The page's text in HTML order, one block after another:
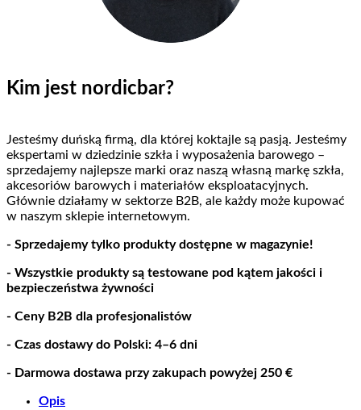
Kim jest nordicbar?
Jesteśmy duńską firmą, dla której koktajle są pasją. Jesteśmy
ekspertami w dziedzinie szkła i wyposażenia barowego –
sprzedajemy najlepsze marki oraz naszą własną markę szkła,
akcesoriów barowych i materiałów eksploatacyjnych.
Głównie działamy w sektorze B2B, ale każdy może kupować
w naszym sklepie internetowym.
- Sprzedajemy tylko produkty dostępne w magazynie!
- Wszystkie produkty są testowane pod kątem jakości i
bezpieczeństwa żywności
- Ceny B2B dla profesjonalistów
- Czas dostawy do Polski: 4–6 dni
- Darmowa dostawa przy zakupach powyżej 250 €
Opis